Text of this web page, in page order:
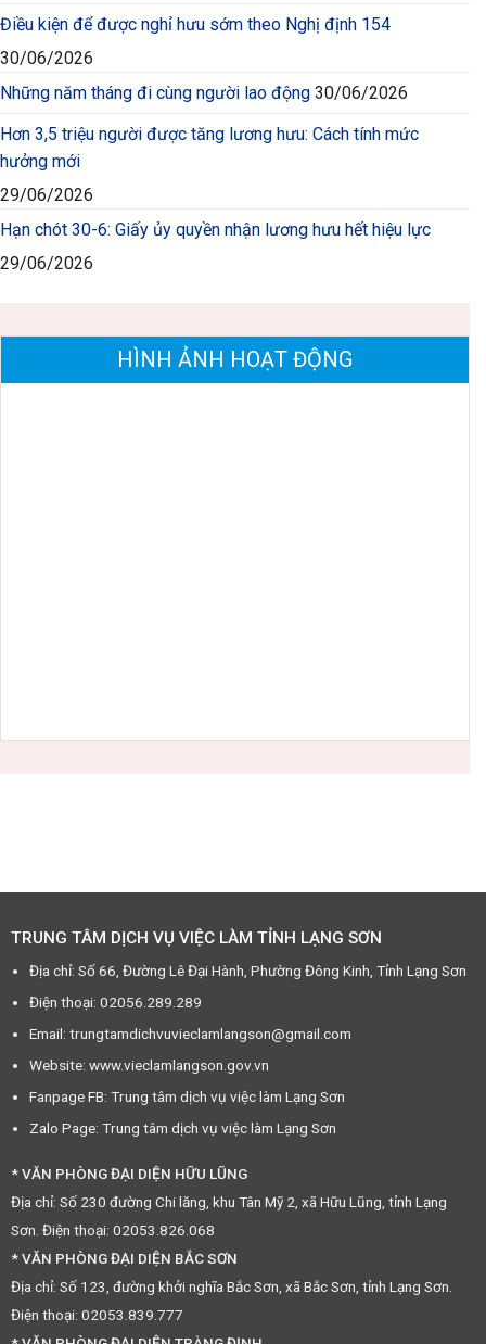
Điều kiện để được nghỉ hưu sớm theo Nghị định 154
30/06/2026
Những năm tháng đi cùng người lao động 30/06/2026
Hơn 3,5 triệu người được tăng lương hưu: Cách tính mức
hưởng mới
29/06/2026
Hạn chót 30-6: Giấy ủy quyền nhận lương hưu hết hiệu lực
29/06/2026
HÌNH ẢNH HOẠT ĐỘNG
TRUNG TÂM DỊCH VỤ VIỆC LÀM TỈNH LẠNG SƠN
Địa chỉ: Số 66, Đường Lê Đại Hành, Phường Đông Kinh, Tỉnh Lạng Sơn
Điện thoại: 02056.289.289
Email: trungtamdichvuvieclamlangson@gmail.com
Website: www.vieclamlangson.gov.vn
Fanpage FB: Trung tâm dịch vụ việc làm Lạng Sơn
Zalo Page: Trung tâm dịch vụ việc làm Lạng Sơn
* VĂN PHÒNG ĐẠI DIỆN HỮU LŨNG
Địa chỉ: Số 230 đường Chi lăng, khu Tân Mỹ 2, xã Hữu Lũng, tỉnh Lạng
Sơn. Điện thoại: 02053.826.068
* VĂN PHÒNG ĐẠI DIỆN BẮC SƠN
Địa chỉ: Số 123, đường khởi nghĩa Bắc Sơn, xã Bắc Sơn, tỉnh Lạng Sơn.
Điện thoại: 02053.839.777